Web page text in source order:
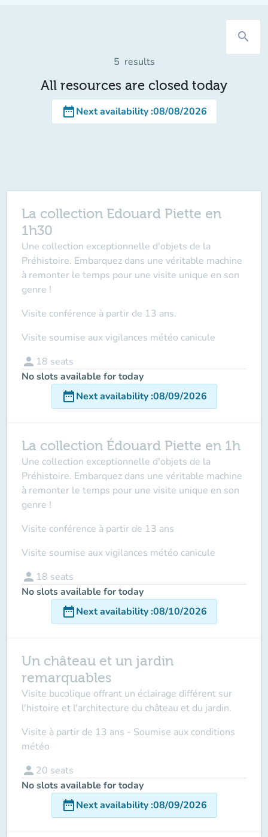
search
5 results
All resources are closed today
date_rangeNext availability:08/08/2026
La collection Edouard Piette en
1h30
Une collection exceptionnelle d'objets de la
Préhistoire. Embarquez dans une véritable machine
à remonter le temps pour une visite unique en son
genre !
Visite conférence à partir de 13 ans.
Visite soumise aux vigilances météo canicule
person 18 seats
No slots available for today
date_rangeNext availability:08/09/2026
La collection Édouard Piette en 1h
Une collection exceptionnelle d'objets de la
Préhistoire. Embarquez dans une véritable machine
à remonter le temps pour une visite unique en son
genre !
Visite conférence à partir de 13 ans
Visite soumise aux vigilances météo canicule
person 18 seats
No slots available for today
date_rangeNext availability:08/10/2026
Un château et un jardin
remarquables
Visite bucolique offrant un éclairage différent sur
l'histoire et l'architecture du château et du jardin.
Visite à partir de 13 ans - Soumise aux conditions
météo
person 20 seats
No slots available for today
date_rangeNext availability:08/09/2026